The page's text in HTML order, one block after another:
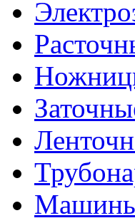
Машины